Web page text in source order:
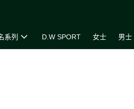
系列 D.W SPORT 女士 男士